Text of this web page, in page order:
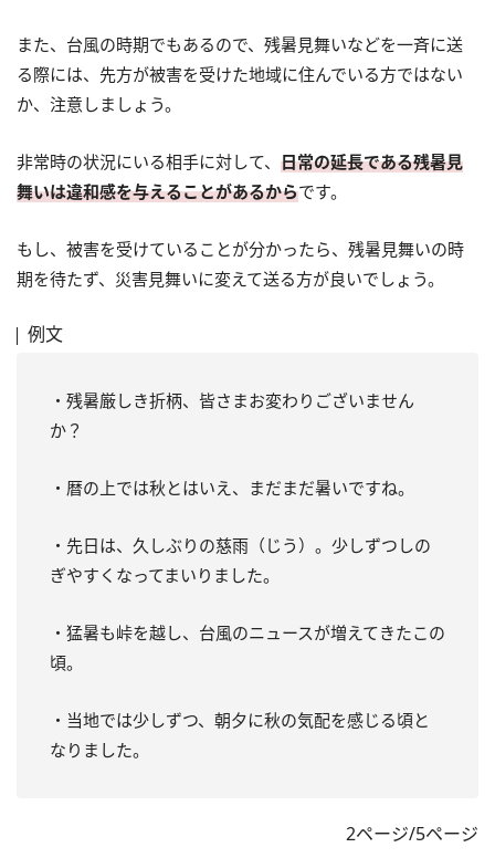
また、台風の時期でもあるので、残暑見舞いなどを一斉に送
る際には、先方が被害を受けた地域に住んでいる方ではない
か、注意しましょう。
非常時の状況にいる相手に対して、 日常の延長である残暑見
舞いは違和感を与えることがあるからです。
もし、被害を受けていることが分かったら、残暑見舞いの時
期を待たず、災害見舞いに変えて送る方が良いでしょう。
例文
・残暑厳しき折柄、皆さまお変わりございません
か？
・暦の上では秋とはいえ、まだまだ暑いですね。
・先日は、久しぶりの慈雨（じう）。少しずつしの
ぎやすくなってまいりました。
・猛暑も峠を越し、台風のニュースが増えてきたこの
頃。
・当地では少しずつ、朝夕に秋の気配を感じる頃と
なりました。
2ページ/5ページ